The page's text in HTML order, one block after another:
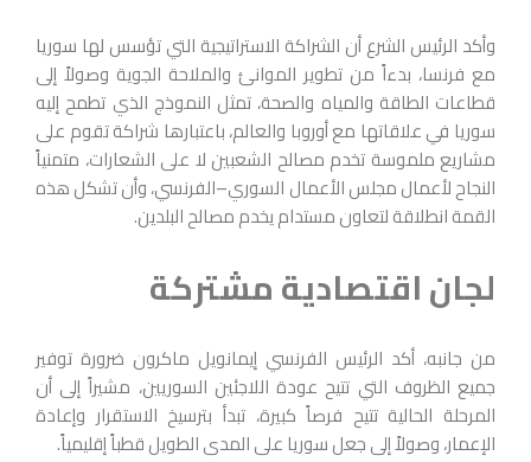
وأكد الرئيس الشرع أن الشراكة الاستراتيجية التي تؤسس لها سوريا
مع فرنسا، بدءاً من تطوير الموانئ والملاحة الجوية وصولاً إلى
قطاعات الطاقة والمياه والصحة، تمثل النموذج الذي تطمح إليه
سوريا في علاقاتها مع أوروبا والعالم، باعتبارها شراكة تقوم على
مشاريع ملموسة تخدم مصالح الشعبين لا على الشعارات، متمنياً
النجاح لأعمال مجلس الأعمال السوري–الفرنسي، وأن تشكل هذه
القمة انطلاقة لتعاون مستدام يخدم مصالح البلدين.
لجان اقتصادية مشتركة
من جانبه، أكد الرئيس الفرنسي إيمانويل ماكرون ضرورة توفير
جميع الظروف التي تتيح عودة اللاجئين السوريين، مشيراً إلى أن
المرحلة الحالية تتيح فرصاً كبيرة، تبدأ بترسيخ الاستقرار وإعادة
الإعمار، وصولاً إلى جعل سوريا على المدى الطويل قطباً إقليمياً.